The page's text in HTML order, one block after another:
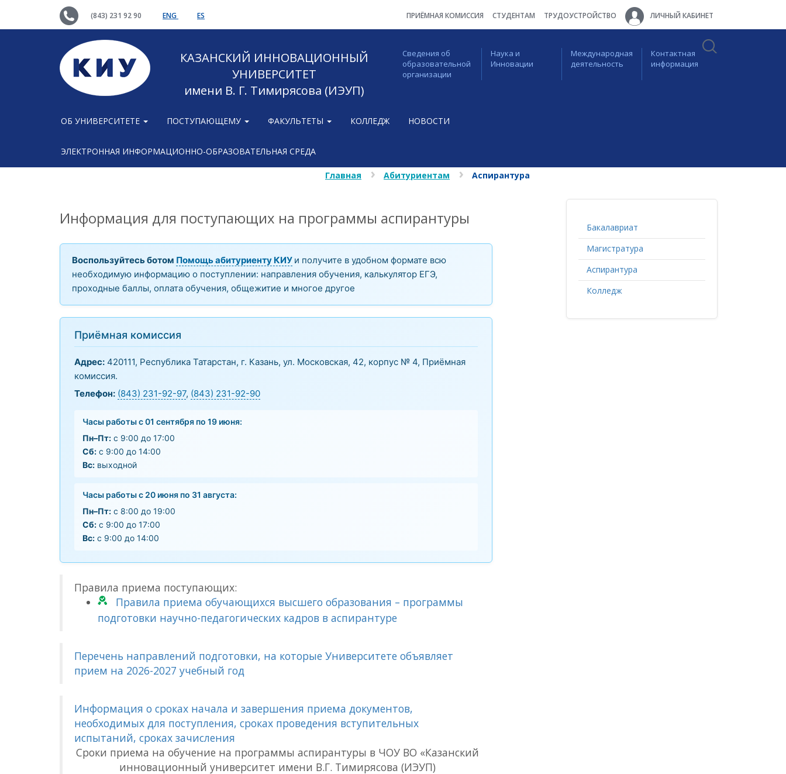
(843) 231 92 90 ENG ES ПРИЁМНАЯ КОМИССИЯ СТУДЕНТАМ ТРУДОУСТРОЙСТВО ЛИЧНЫЙ КАБИНЕТ
КАЗАНСКИЙ ИННОВАЦИОННЫЙ
УНИВЕРСИТЕТ
имени В. Г. Тимирясова (ИЭУП)
Сведения об
образовательной
организации
Наука и
Инновации
Международная
деятельность
Контактная
информация
ОБ УНИВЕРСИТЕТЕ ПОСТУПАЮЩЕМУ ФАКУЛЬТЕТЫ КОЛЛЕДЖ НОВОСТИ
ЭЛЕКТРОННАЯ ИНФОРМАЦИОННО-ОБРАЗОВАТЕЛЬНАЯ СРЕДА
Главная Абитуриентам Аспирантура
Информация для поступающих на программы аспирантуры
Воспользуйтесь ботом Помощь абитуриенту КИУ и получите в удобном формате всю
необходимую информацию о поступлении: направления обучения, калькулятор ЕГЭ,
проходные баллы, оплата обучения, общежитие и многое другое
Приёмная комиссия
Адрес: 420111, Республика Татарстан, г. Казань, ул. Московская, 42, корпус № 4, Приёмная
комиссия.
Телефон: (843) 231-92-97, (843) 231-92-90
Часы работы с 01 сентября по 19 июня:
Пн–Пт: с 9:00 до 17:00
Сб: с 9:00 до 14:00
Вс: выходной
Часы работы с 20 июня по 31 августа:
Пн–Пт: с 8:00 до 19:00
Сб: с 9:00 до 17:00
Вс: с 9:00 до 14:00
Правила приема поступающих:
Правила приема обучающихся высшего образования – программы
подготовки научно-педагогических кадров в аспирантуре
Перечень направлений подготовки, на которые Университете объявляет
прием на 2026-2027 учебный год
Информация о сроках начала и завершения приема документов,
необходимых для поступления, сроках проведения вступительных
испытаний, сроках зачисления
Сроки приема на обучение на программы аспирантуры в ЧОУ ВО «Казанский
инновационный университет имени В.Г. Тимирясова (ИЭУП)
Бакалавриат
Магистратура
Аспирантура
Колледж